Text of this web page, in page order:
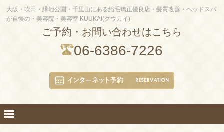
大阪・吹田・緑地公園・千里山にある縮毛矯正優良店・髪質改善・ヘッドスパ
が自慢の・美容院・美容室 KUUKAI(クウカイ)
ご予約・お問い合わせはこちら
06-6386-7226